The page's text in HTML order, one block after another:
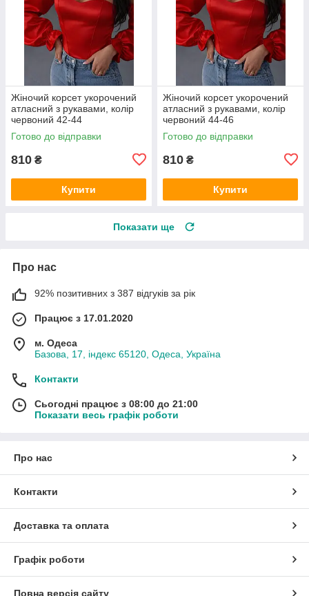
Жіночий корсет укорочений
атласний з рукавами, колір
червоний 42-44
Готово до відправки
810 ₴
Купити
Жіночий корсет укорочений
атласний з рукавами, колір
червоний 44-46
Готово до відправки
810 ₴
Купити
Показати ще
Про нас
92% позитивних з 387 відгуків за рік
Працює з 17.01.2020
м. Одеса
Базова, 17, індекс 65120, Одеса, Україна
Контакти
Сьогодні працює з 08:00 до 21:00
Показати весь графік роботи
Про нас
Контакти
Доставка та оплата
Графік роботи
Повна версія сайту